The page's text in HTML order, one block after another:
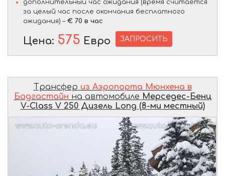
дополнительный час ожидания (время считается
за целый час после окончания бесплатного
ожидания) – € 70 в час
Цена: 575 Евро ЗАПРОСИТЬ
Трансфер из Аэропорта Мюнхена в
Бадгастайн на автомобиле Мерседес-Бенц
V-Class V 250 Дизель Long (8-ми местный)